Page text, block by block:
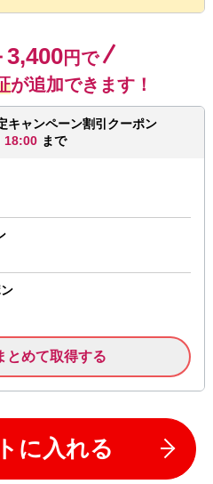
3,400円で
が追加できます！
キャンペーン割引クーポン
18:00 まで
とめて取得する
に入れる